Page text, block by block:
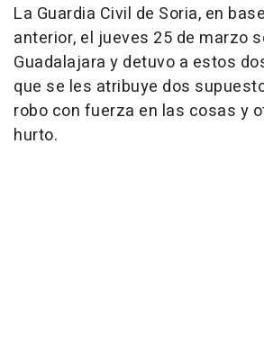
La Guardia Civil de Soria, en
anterior, el jueves 25 de marzo
Guadalajara y detuvo a estos
que se les atribuye dos
robo con fuerza en las cosas y
hurto.